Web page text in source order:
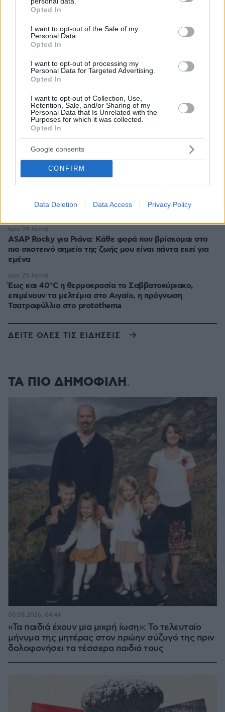
grant or deny consent to Google and its third-party tags to
use your data for below specified purposes in below Google
consent section.
Opted In
I want to opt-out of the Sale of my
Personal Data.
Opted In
I want to opt-out of processing my
Personal Data for Targeted Advertising.
Opted In
I want to opt-out of Collection, Use,
Retention, Sale, and/or Sharing of my
Personal Data that Is Unrelated with the
Purposes for which it was collected.
Opted In
Google consents
CONFIRM
Data Deletion Data Access Privacy Policy
Αγαθονήσι: Δωρεάν αντικατάσταση των παλιών
πριν 14 λεπτά
Πιο ασφαλή είναι τα αυτόνομα ρομποταξί από τα
αυτοκίνητα που έχουν οδηγό
πριν 18 λεπτά
Ξέσπασε ο Τραμπ για τα δημοσιεύματα περί ελλείψεων
πυρομαχικών: Έχουμε τεράστια αποθέματα, θα πάνε
φυλακή όσοι διαρρέουν τέτοιες πληροφορίες
πριν 20 λεπτά
Νικόλ Κίντμαν, Ζόε Σαλντάνια και Κέιτι Πέρι στη
Μύκονο: Οι βόλτες και το φαγητό στα εστιατόρια του
νησιού (βίντεο)
πριν 22 λεπτά
Οι Κήποι του Αριστοτέλη ζωντανεύουν και πάλι στη
Χαλκιδική με φόντο τον Όλυμπο, δείτε εικόνες
πριν 22 λεπτά
πριν 22 λεπτά
ASAP Rocky για Ριάνα: Κάθε φορά που βρίσκομαι στο
πιο σκοτεινό σημείο της ζωής μου είναι πάντα εκεί για
εμένα
πριν 24 λεπτά
Έως και 40°C η θερμοκρασία το Σαββατοκύριακο,
επιμένουν τα μελτέμια στο Αιγαίο, η πρόγνωση
Τσατραφύλλια στο protothema
πριν 25 λεπτά
ΔΕΙΤΕ ΟΛΕΣ ΤΙΣ ΕΙΔΗΣΕΙΣ
ΤΑ ΠΙΟ ΔΗΜΟΦΙΛΗ
«Τα παιδιά έχουν μια μικρή ίωση»: Το τελευταίο
μήνυμα της μητέρας στον πρώην σύζυγό της πριν
δολοφονήσει τα τέσσερα παιδιά τους
06.08.2026, 04:44